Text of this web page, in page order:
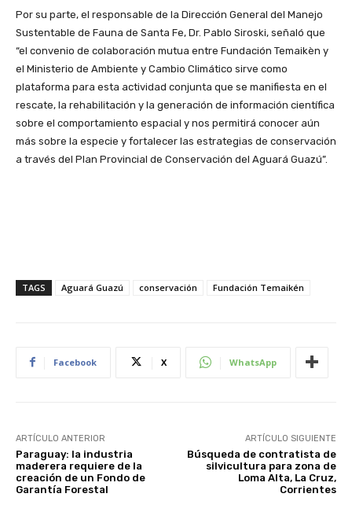
Por su parte, el responsable de la Dirección General del Manejo
Sustentable de Fauna de Santa Fe, Dr. Pablo Siroski, señaló que
“el convenio de colaboración mutua entre Fundación Temaikèn y
el Ministerio de Ambiente y Cambio Climático sirve como
plataforma para esta actividad conjunta que se manifiesta en el
rescate, la rehabilitación y la generación de información científica
sobre el comportamiento espacial y nos permitirá conocer aún
más sobre la especie y fortalecer las estrategias de conservación
a través del Plan Provincial de Conservación del Aguará Guazú”.
TAGS Aguará Guazú conservación Fundación Temaikén
Facebook X WhatsApp
ARTÍCULO ANTERIOR
Paraguay: la industria
maderera requiere de la
creación de un Fondo de
Garantía Forestal
ARTÍCULO SIGUIENTE
Búsqueda de contratista de
silvicultura para zona de
Loma Alta, La Cruz,
Corrientes